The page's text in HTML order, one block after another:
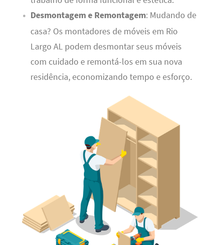
Desmontagem e Remontagem: Mudando de
casa? Os montadores de móveis em Rio
Largo AL podem desmontar seus móveis
com cuidado e remontá-los em sua nova
residência, economizando tempo e esforço.